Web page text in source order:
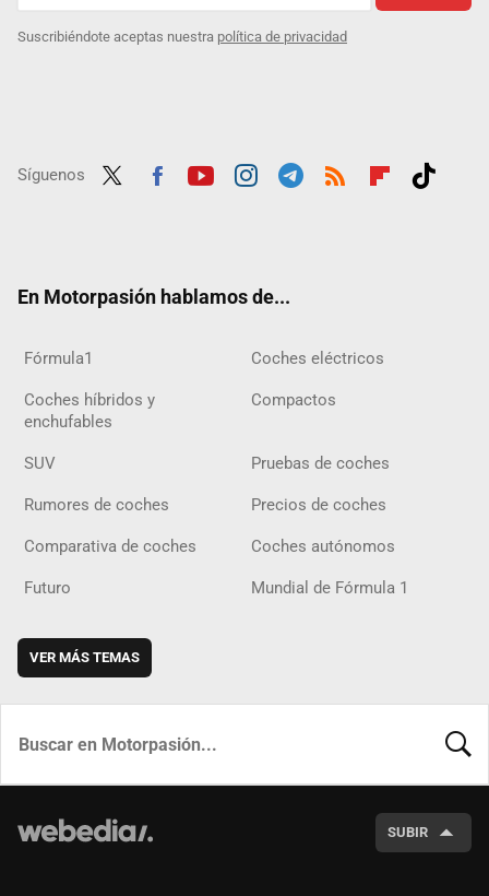
Suscribiéndote aceptas nuestra política de privacidad
Síguenos
En Motorpasión hablamos de...
Fórmula1 Coches eléctricos
Coches híbridos y
enchufables
Compactos
SUV Pruebas de coches
Rumores de coches Precios de coches
Comparativa de coches Coches autónomos
Futuro Mundial de Fórmula 1
VER MÁS TEMAS
SUBIR